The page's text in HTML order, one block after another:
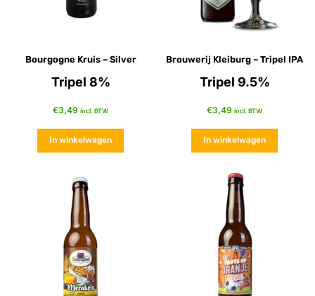
Bourgogne Kruis – Silver
Tripel 8%
€3,49 incl. BTW
In winkelwagen
Brouwerij Kleiburg – Tripel IPA
Tripel 9.5%
€3,49 incl. BTW
In winkelwagen